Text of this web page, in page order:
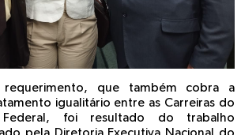
que também cobra a
igualitário entre as Carreiras do
Federal, foi resultado do trabalho